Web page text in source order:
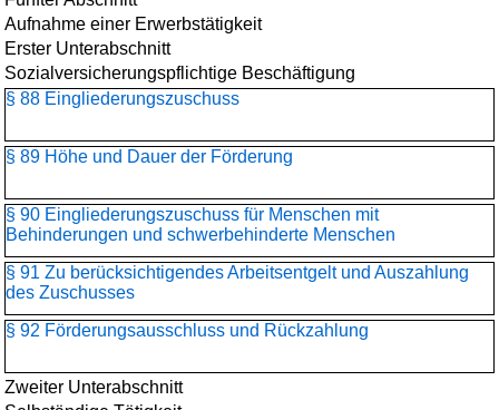
Aufnahme einer Erwerbstätigkeit
Erster Unterabschnitt
Sozialversicherungspflichtige Beschäftigung
§ 88 Eingliederungszuschuss
§ 89 Höhe und Dauer der Förderung
§ 90 Eingliederungszuschuss für Menschen mit
Behinderungen und schwerbehinderte Menschen
§ 91 Zu berücksichtigendes Arbeitsentgelt und Auszahlung
des Zuschusses
§ 92 Förderungsausschluss und Rückzahlung
Zweiter Unterabschnitt